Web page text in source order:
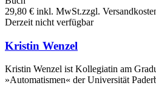
29,80 € inkl. MwSt.zzgl.
Derzeit nicht verfügbar
Kristin Wenzel
Kristin Wenzel ist Kollegiatin am
»Automatismen« der Universität